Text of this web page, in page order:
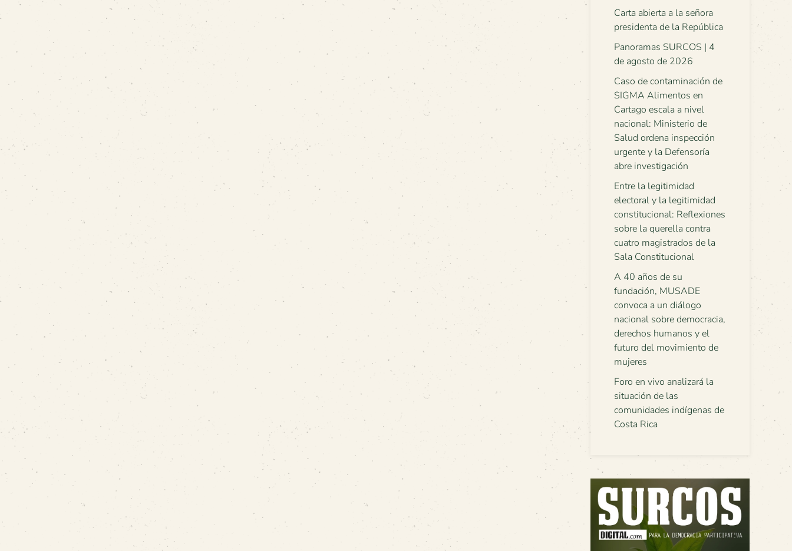
Carta abierta a la señora
presidenta de la República
Panoramas SURCOS | 4
de agosto de 2026
Caso de contaminación de
SIGMA Alimentos en
Cartago escala a nivel
nacional: Ministerio de
Salud ordena inspección
urgente y la Defensoría
abre investigación
Entre la legitimidad
electoral y la legitimidad
constitucional: Reflexiones
sobre la querella contra
cuatro magistrados de la
Sala Constitucional
A 40 años de su
fundación, MUSADE
convoca a un diálogo
nacional sobre democracia,
derechos humanos y el
futuro del movimiento de
mujeres
Foro en vivo analizará la
situación de las
comunidades indígenas de
Costa Rica